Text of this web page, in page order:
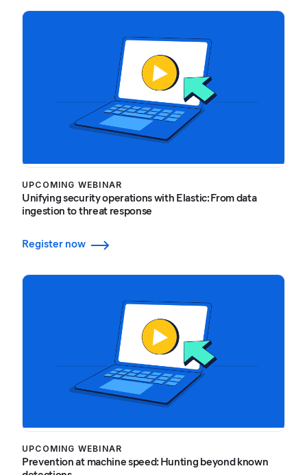
UPCOMING WEBINAR
Unifying security operations with Elastic: From data
ingestion to threat response
Register now
UPCOMING WEBINAR
Prevention at machine speed: Hunting beyond known